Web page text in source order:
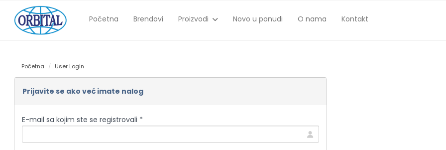
Početna Brendovi Proizvodi Novo u ponudi O nama Kontakt
Početna User Login
Prijavite se ako već imate nalog
E-mail sa kojim ste se registrovali *